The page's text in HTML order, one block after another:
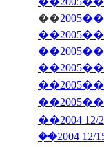
��